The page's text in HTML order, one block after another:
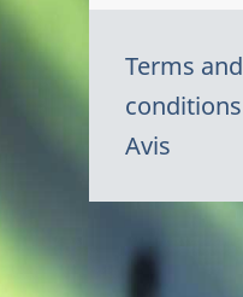
Terms and
conditions
Avis